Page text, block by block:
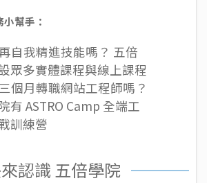
小幫手：
自我精進技能嗎？ 五倍
眾多實體課程與線上課程
個月轉職網站工程師嗎？
有 ASTRO Camp 全端工
訓練營
認識 五倍學院